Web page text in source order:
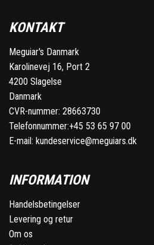
KONTAKT
Meguiar's Danmark
Karolinevej 16, Port 2
4200 Slagelse
Danmark
CVR-nummer: 28663730
Telefonnummer:+45 53 65 97 00
E-mail: kundeservice@meguiars.dk
INFORMATION
Handelsbetingelser
Levering og retur
Om os